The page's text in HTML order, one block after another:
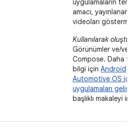
amacı, yayınlanan
videoları
Kullanılarak
Görünümler ve/
Compose. Daha
bilgi için Android
Automotive OS
uygulamaları
başlıklı makaleyi